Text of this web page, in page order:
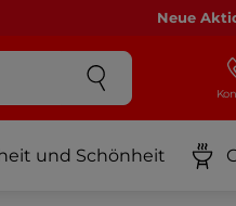
Neue
und Schönheit